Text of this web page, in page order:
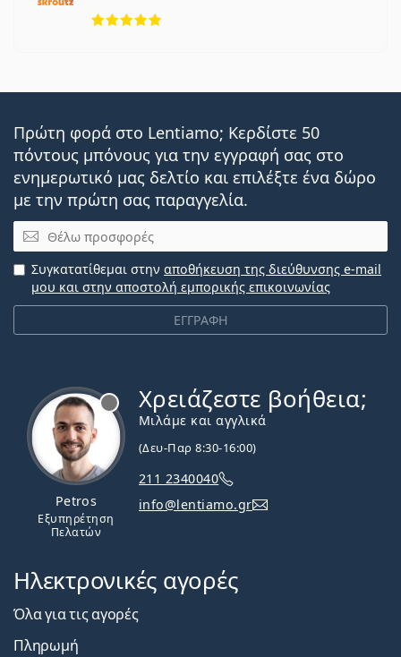
Πρώτη φορά στο Lentiamo; Κερδίστε 50
πόντους μπόνους για την εγγραφή σας στο
ενημερωτικό μας δελτίο και επιλέξτε ένα δώρο
με την πρώτη σας παραγγελία.
Email
ΕΓΓΡΑΦΗ
Συγκατατίθεμαι στην αποθήκευση της διεύθυνσης e-mail
μου και στην αποστολή εμπορικής επικοινωνίας
Petros
Εξυπηρέτηση
Πελατών
Χρειάζεστε βοήθεια;
Μιλάμε και αγγλικά
(Δευ-Παρ 8:30-16:00)
211 2340040
info@lentiamo.gr
Ηλεκτρονικές αγορές
Όλα για τις αγορές
Πληρωμή